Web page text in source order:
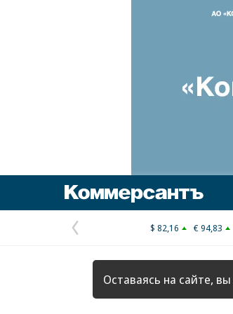
Предыдущая
страница
$ 82,16 € 94,83
Оставаясь на сайте,